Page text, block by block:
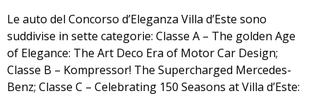
Le auto del Concorso d’Eleganza Villa d’Este sono
suddivise in sette categorie: Classe A – The golden Age
of Elegance: The Art Deco Era of Motor Car Design;
Classe B – Kompressor! The Supercharged Mercedes-
Benz; Classe C – Celebrating 150 Seasons at Villa d’Este: